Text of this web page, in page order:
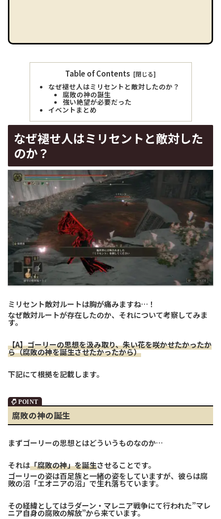
Table of Contents
なぜ褪せ人はミリセントと敵対したのか？
腐敗の神の誕生
強い絶望が必要だった
イベントまとめ
なぜ褪せ人はミリセントと敵対した
のか？
ミリセント敵対ルートは胸が痛みますね…！
なぜ敵対ルートが存在したのか、それについて考察してみま
す。
【A】ゴーリーの思想を汲み取り、朱い花を咲かせたかったか
ら（腐敗の神を誕生させたかったから）
下記にて根拠を記載します。
腐敗の神の誕生
まずゴーリーの思想とはどういうものなのか…
それは「腐敗の神」を誕生させることです。
ゴーリーの姿は百足族と一緒の姿をしていますが、彼らは腐
敗の沼「エオニアの沼」で生れ落ちています。
その経緯としてはラダーン・マレニア戦争にて行われた”マレ
ニア自身の腐敗の解放”から来ています。